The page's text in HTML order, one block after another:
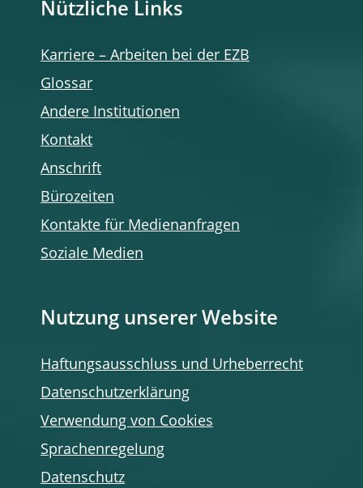
Nützliche Links
Karriere – Arbeiten bei der EZB
Glossar
Andere Institutionen
Kontakt
Anschrift
Bürozeiten
Kontakte für Medienanfragen
Soziale Medien
Nutzung unserer Website
Haftungsausschluss und Urheberrecht
Datenschutzerklärung
Verwendung von Cookies
Sprachenregelung
Datenschutz